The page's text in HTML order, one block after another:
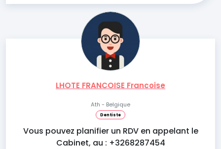
LHOTE FRANCOISE Francoise
Ath - Belgique
Dentiste
Vous pouvez planifier un RDV en appelant le
Cabinet, au : +3268287454